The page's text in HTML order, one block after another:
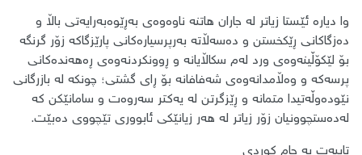
وا دیارە ئێستا زیاتر لە جاران هاتنە ناوەوەی بەڕێوەبەرایەتی باڵا و
دەزگاکانی ڕێکخستن و دەسەڵاتە بەرپرسیارەکانی پارێزگاکە زۆر گرنگە
بۆ لێکۆڵینەوەی ورد لەم سکاڵایانە و ڕوونکردنەوەی ڕەهەندەکانی
پرسەکە و وەڵامدانەوەی شەفافانە بۆ ڕای گشتی؛ چونکە لە بازرگانی
نێودەوڵەتیدا متمانە و ڕێزگرتن لە یەکتر سەروەت و سامانێکن کە
لەدەستچوونیان زۆر زیاتر لە هەر زیانێکی ئابووری تێچووی دەبێت.
تایبەت بە جام کوردی